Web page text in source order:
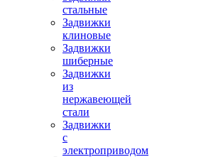
стальные
Задвижки
клиновые
Задвижки
шиберные
Задвижки
из
нержавеющей
стали
Задвижки
с
электроприводом